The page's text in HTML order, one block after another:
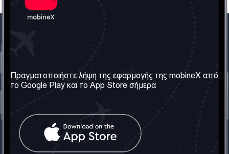
Σχετικά με εμάς
Οι Υπηρεσίες μας
Όροι & Προϋποθέσεις
Πολιτική Απορρήτου
Επικοινωνήστε μαζί μας
Ηνωμένο Βασίλειο: Λονδίνο
Κοινωνικά Δίκτυα
Πραγματοποιήστε λήψη της εφαρμογής της mobineX από
το Google Play και το App Store σήμερα